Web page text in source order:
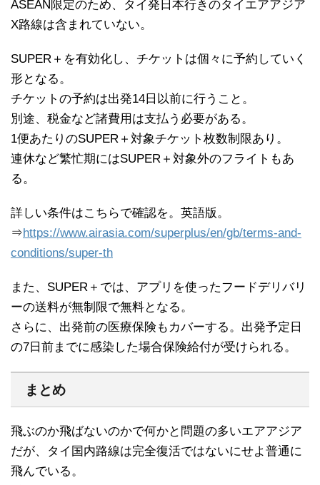
ASEAN限定のため、タイ発日本行きのタイエアアジア
X路線は含まれていない。
SUPER＋を有効化し、チケットは個々に予約していく
形となる。
チケットの予約は出発14日以前に行うこと。
別途、税金など諸費用は支払う必要がある。
1便あたりのSUPER＋対象チケット枚数制限あり。
連休など繁忙期にはSUPER＋対象外のフライトもあ
る。
詳しい条件はこちらで確認を。英語版。
⇒https://www.airasia.com/superplus/en/gb/terms-and-
conditions/super-th
また、SUPER＋では、アプリを使ったフードデリバリ
ーの送料が無制限で無料となる。
さらに、出発前の医療保険もカバーする。出発予定日
の7日前までに感染した場合保険給付が受けられる。
まとめ
飛ぶのか飛ばないのかで何かと問題の多いエアアジア
だが、タイ国内路線は完全復活ではないにせよ普通に
飛んでいる。